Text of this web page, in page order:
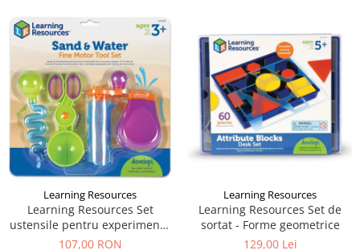
Learning Resources
Learning Resources Set
ustensile pentru experimente
- Apă și Nisip
107,00 RON
Learning Resources
Learning Resources Set de
sortat - Forme geometrice
129,00 Lei